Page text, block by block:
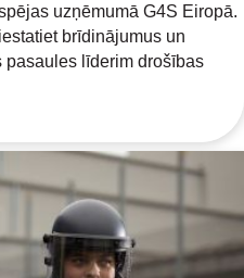
uzņēmumā G4S Eiropā.
brīdinājumus un
līderim drošības